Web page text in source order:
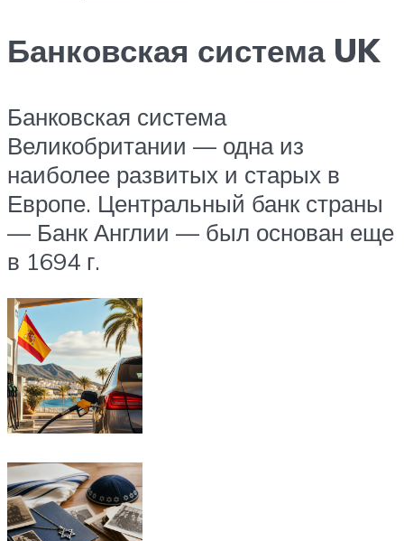
Банковская система UK
Банковская система
Великобритании — одна из
наиболее развитых и старых в
Европе. Центральный банк страны
— Банк Англии — был основан еще
в 1694 г.